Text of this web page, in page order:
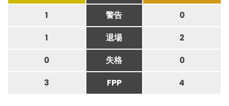
1 警告 0
1 退場 2
0 失格 0
3 FPP 4